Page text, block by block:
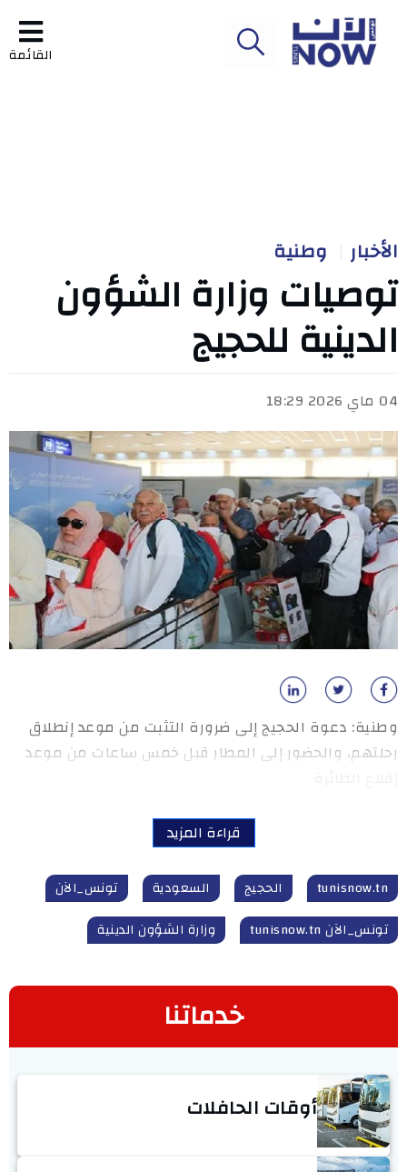
القائمة
الأخبار وطنية
توصيات وزارة الشؤون
الدينية للحجيج
04 ماي 2026 18:29
وطنية: دعوة الحجيج إلى ضرورة التثبت من موعد إنطلاق
رحلتهم، والحضور إلى المطار قبل خمس ساعات من موعد
قراءة المزيد
tunisnow.tn الحجيج السعودية
تونس_الآن
تونس_الآن tunisnow.tn
وزارة الشؤون الدينية
خدماتنا
أوقات الحافلات